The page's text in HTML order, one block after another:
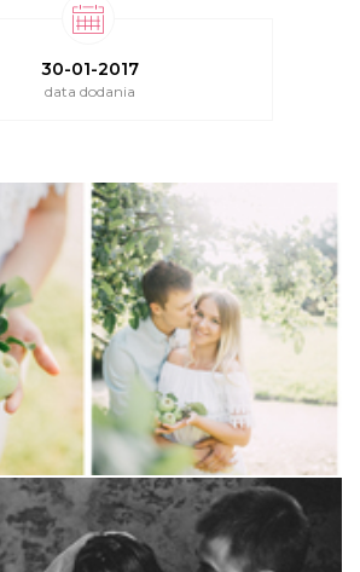
30-01-2017
data dodania